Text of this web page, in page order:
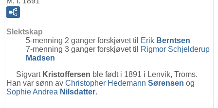
Slektskap
5-menning 2 ganger forskjøvet til
Erik Berntsen
7-menning 3 ganger forskjøvet til
Rigmor Schjelderup
Madsen
Sigvart Kristoffersen ble født i 1891 i Lenvik, Troms.
Han var sønn av Christopher Hedemann Sørensen og
Sophie Andrea Nilsdatter.